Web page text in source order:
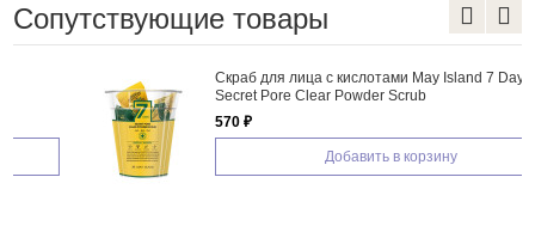
Сопутствующие товары
Скраб для лица с кислотами May Island 7 Days
Secret Pore Clear Powder Scrub
570 ₽
Добавить в корзину